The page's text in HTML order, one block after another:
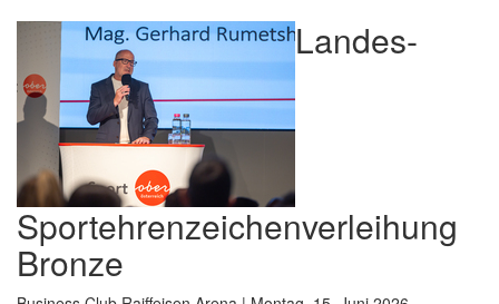
Landes-
Sportehrenzeichenverleihung
Bronze